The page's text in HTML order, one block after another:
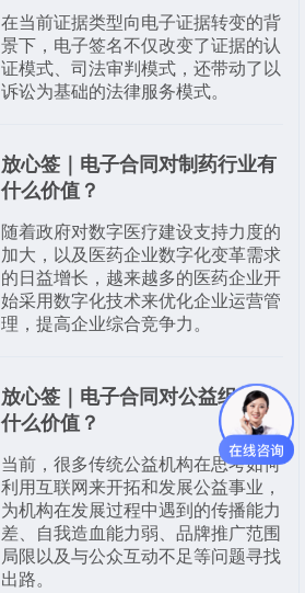
在当前证据类型向电子证据转变的背
景下，电子签名不仅改变了证据的认
证模式、司法审判模式，还带动了以
诉讼为基础的法律服务模式。
放心签｜电子合同对制药行业有
什么价值？
随着政府对数字医疗建设支持力度的
加大，以及医药企业数字化变革需求
的日益增长，越来越多的医药企业开
始采用数字化技术来优化企业运营管
理，提高企业综合竞争力。
放心签｜电子合同对公益组织有
什么价值？
当前，很多传统公益机构在思考如何
利用互联网来开拓和发展公益事业，
为机构在发展过程中遇到的传播能力
差、自我造血能力弱、品牌推广范围
局限以及与公众互动不足等问题寻找
出路。